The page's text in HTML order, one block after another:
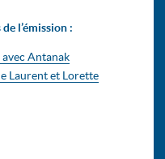
l’émission :
avec Antanak
Laurent et Lorette